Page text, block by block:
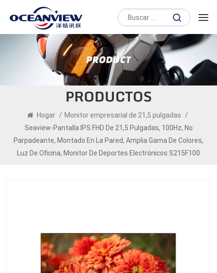
PRODUCTOS
Hogar / Monitor empresarial de 21,5 pulgadas
/
Seaview-Pantalla IPS FHD De 21,5 Pulgadas, 100Hz, No
Parpadeante, Montado En La Pared, Amplia Gama De Colores,
Luz De Oficina, Monitor De Deportes Electrónicos S215F100